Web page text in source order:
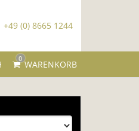
+49 (0) 8665 1244
0
WARENKORB